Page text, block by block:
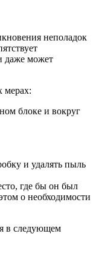
неполадок
даже может
мерах:
блоке и вокруг
и удалять пыль
где бы он был
о необходимости
в следующем